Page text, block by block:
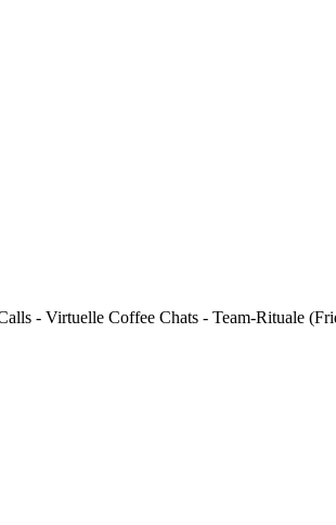
- Virtuelle Coffee Chats - Team-Rituale